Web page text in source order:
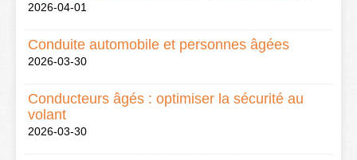
2026-04-01
Conduite automobile et personnes âgées
2026-03-30
Conducteurs âgés : optimiser la sécurité au
volant
2026-03-30